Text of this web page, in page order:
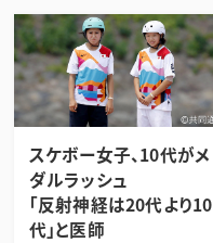
スケボー女子、10代がメ
ダルラッシュ
「反射神経は20代より10
代」と医師